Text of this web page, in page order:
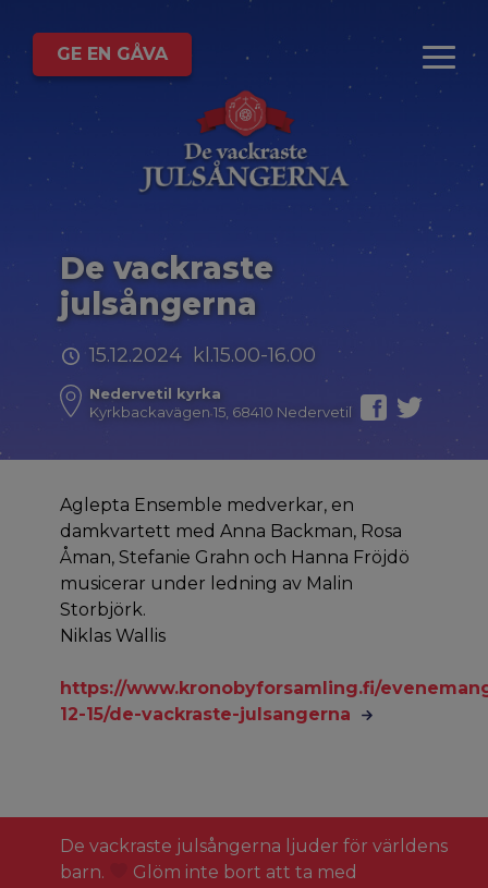
GE EN GÅVA
De vackraste
julsångerna
15.12.2024 kl.15.00-16.00
Nedervetil kyrka
Kyrkbackavägen 15, 68410 Nedervetil
Aglepta Ensemble medverkar, en
damkvartett med Anna Backman, Rosa
Åman, Stefanie Grahn och Hanna Fröjdö
musicerar under ledning av Malin
Storbjörk.
Niklas Wallis
https://www.kronobyforsamling.fi/
12-15/de-vackraste-julsangerna
De vackraste julsångerna ljuder för världens
barn.
Glöm inte bort att ta med